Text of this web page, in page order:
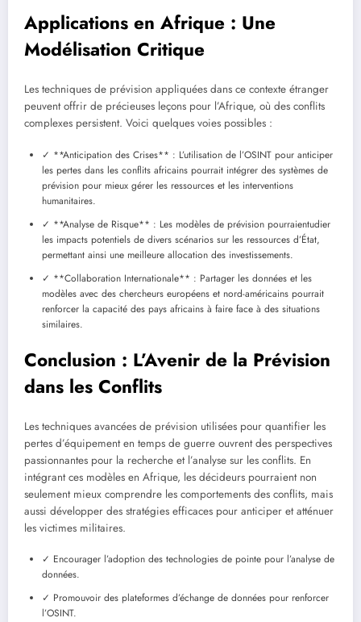
Applications en Afrique : Une
Modélisation Critique
Les techniques de prévision appliquées dans ce contexte étranger
peuvent offrir de précieuses leçons pour l’Afrique, où des conflits
complexes persistent. Voici quelques voies possibles :
✓ **Anticipation des Crises** : L’utilisation de l’OSINT pour anticiper
les pertes dans les conflits africains pourrait intégrer des systèmes de
prévision pour mieux gérer les ressources et les interventions
humanitaires.
✓ **Analyse de Risque** : Les modèles de prévision pourraientudier
les impacts potentiels de divers scénarios sur les ressources d’État,
permettant ainsi une meilleure allocation des investissements.
✓ **Collaboration Internationale** : Partager les données et les
modèles avec des chercheurs européens et nord-américains pourrait
renforcer la capacité des pays africains à faire face à des situations
similaires.
Conclusion : L’Avenir de la Prévision
dans les Conflits
Les techniques avancées de prévision utilisées pour quantifier les
pertes d’équipement en temps de guerre ouvrent des perspectives
passionnantes pour la recherche et l’analyse sur les conflits. En
intégrant ces modèles en Afrique, les décideurs pourraient non
seulement mieux comprendre les comportements des conflits, mais
aussi développer des stratégies efficaces pour anticiper et atténuer
les victimes militaires.
✓ Encourager l’adoption des technologies de pointe pour l’analyse de
données.
✓ Promouvoir des plateformes d’échange de données pour renforcer
l’OSINT.